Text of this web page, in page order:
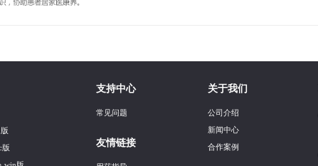
版
支持中心
常见问题
友情链接
关于我们
公司介绍
新闻中心
合作案例